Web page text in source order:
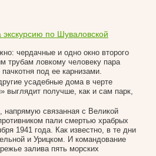
по Шуваловской
чердачные и одно окно второго
трубам ловкому человеку пара
под ее карнизами.
усадебные дома в черте
выглядит получше, как и сам парк,
напрямую связанная с Великой
пали смертью храбрых
1941 года. Как известно, в те дни
и Урицком. И командование
залива пять морских